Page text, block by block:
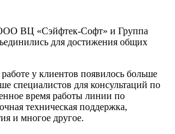
ВЦ «Сэйфтек-Софт» и Группа
для достижения общих
у клиентов появилось больше
специалистов для консультаций по
время работы линии по
техническая поддержка,
и многое другое.